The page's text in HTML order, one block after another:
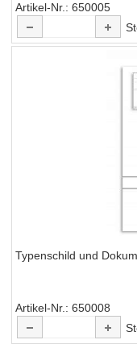
Artikel-Nr. 650005
Typenschild und
Artikel-Nr.
650008